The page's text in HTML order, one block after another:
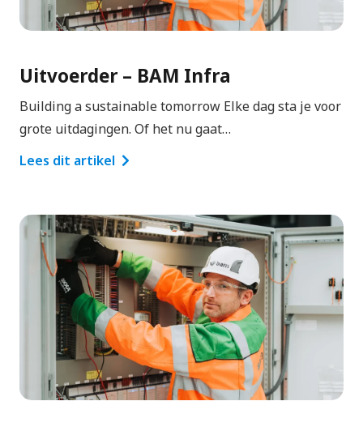
Uitvoerder – BAM Infra
Building a sustainable tomorrow Elke dag sta je voor
grote uitdagingen. Of het nu gaat…
Lees dit artikel